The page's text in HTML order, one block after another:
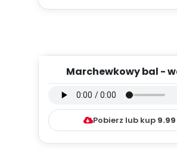
Marchewkowy bal -
Pobierz lub kup 9.99